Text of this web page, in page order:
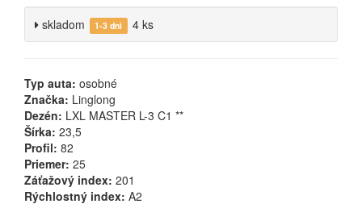
skladom 1-3 dni 4 ks
Typ auta: osobné
Značka: Linglong
Dezén: LXL MASTER L-3 C1 **
Šírka: 23,5
Profil: 82
Priemer: 25
Záťažový index: 201
Rýchlostný index: A2